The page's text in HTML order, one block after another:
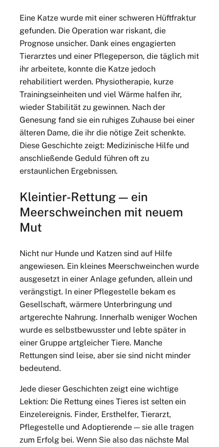
Eine Katze wurde mit einer schweren Hüftfraktur
gefunden. Die Operation war riskant, die
Prognose unsicher. Dank eines engagierten
Tierarztes und einer Pflegeperson, die täglich mit
ihr arbeitete, konnte die Katze jedoch
rehabilitiert werden. Physiotherapie, kurze
Trainingseinheiten und viel Wärme halfen ihr,
wieder Stabilität zu gewinnen. Nach der
Genesung fand sie ein ruhiges Zuhause bei einer
älteren Dame, die ihr die nötige Zeit schenkte.
Diese Geschichte zeigt: Medizinische Hilfe und
anschließende Geduld führen oft zu
erstaunlichen Ergebnissen.
Kleintier-Rettung — ein
Meerschweinchen mit neuem
Mut
Nicht nur Hunde und Katzen sind auf Hilfe
angewiesen. Ein kleines Meerschweinchen wurde
ausgesetzt in einer Anlage gefunden, allein und
verängstigt. In einer Pflegestelle bekam es
Gesellschaft, wärmere Unterbringung und
artgerechte Nahrung. Innerhalb weniger Wochen
wurde es selbstbewusster und lebte später in
einer Gruppe artgleicher Tiere. Manche
Rettungen sind leise, aber sie sind nicht minder
bedeutend.
Jede dieser Geschichten zeigt eine wichtige
Lektion: Die Rettung eines Tieres ist selten ein
Einzelereignis. Finder, Ersthelfer, Tierarzt,
Pflegestelle und Adoptierende — sie alle tragen
zum Erfolg bei. Wenn Sie also das nächste Mal